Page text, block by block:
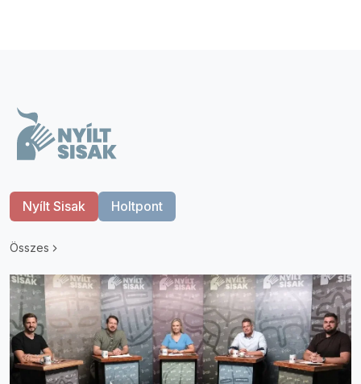
Nyílt Sisak Holtpont
Összes